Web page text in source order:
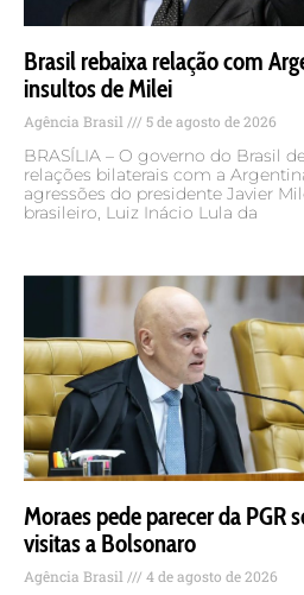
Brasil rebaixa relação com
insultos de Milei
Agência Brasil 5 de agosto de 2026
BRASÍLIA – O governo do Brasil
relações bilaterais com a
agressões do presidente Javier
brasileiro, Luiz Inácio Lula da
Moraes pede parecer da PGR
visitas a Bolsonaro
Agência Brasil 4 de agosto de 2026